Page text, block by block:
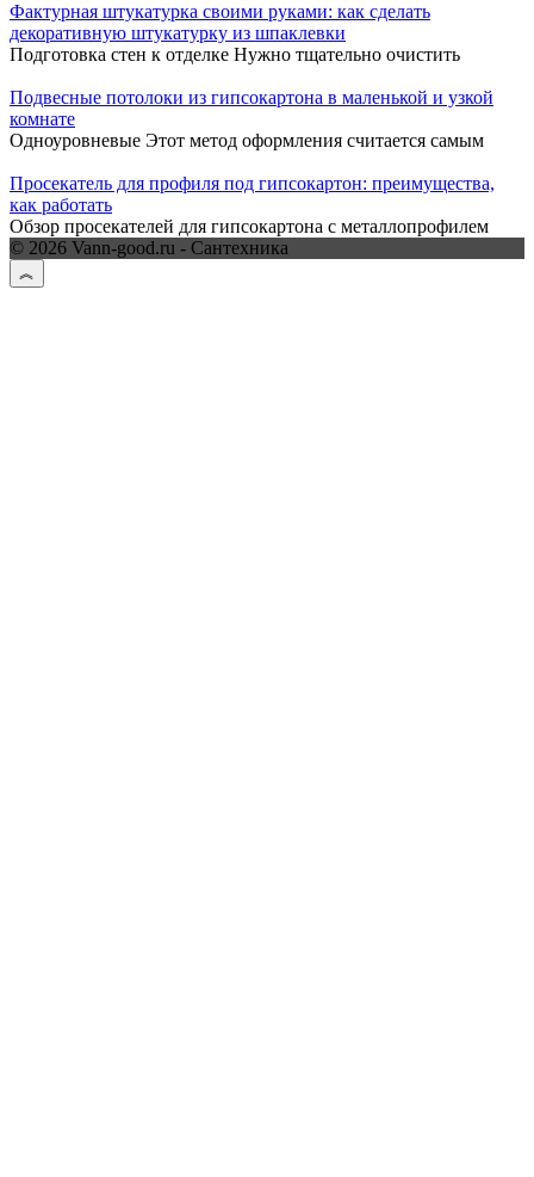
Фактурная штукатурка своими руками: как сделать
декоративную штукатурку из шпаклевки
Подготовка стен к отделке Нужно тщательно очистить
Подвесные потолоки из гипсокартона в маленькой и узкой
комнате
Одноуровневые Этот метод оформления считается самым
Просекатель для профиля под гипсокартон: преимущества,
как работать
Обзор просекателей для гипсокартона с металлопрофилем
© 2026 Vann-good.ru - Сантехника